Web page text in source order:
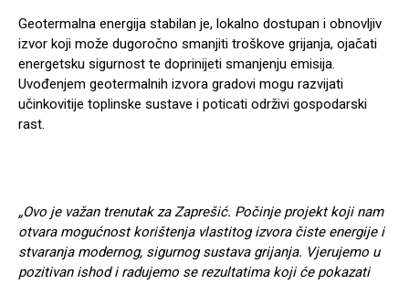
Geotermalna energija stabilan je, lokalno dostupan i obnovljiv
izvor koji može dugoročno smanjiti troškove grijanja, ojačati
energetsku sigurnost te doprinijeti smanjenju emisija.
Uvođenjem geotermalnih izvora gradovi mogu razvijati
učinkovitije toplinske sustave i poticati održivi gospodarski
rast.
„Ovo je važan trenutak za Zaprešić. Počinje projekt koji nam
otvara mogućnost korištenja vlastitog izvora čiste energije i
stvaranja modernog, sigurnog sustava grijanja. Vjerujemo u
pozitivan ishod i radujemo se rezultatima koji će pokazati